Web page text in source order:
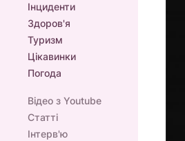
Інциденти
Здоров'я
Туризм
Цікавинки
Погода
Відео з Youtube
Статті
Інтерв'ю